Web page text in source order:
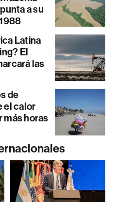
a su
Latina
El
las
de
el calor
más horas